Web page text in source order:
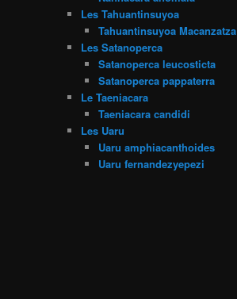
Les Tahuantinsuyoa
Tahuantinsuyoa Macanzatza
Les Satanoperca
Satanoperca leucosticta
Satanoperca pappaterra
Le Taeniacara
Taeniacara candidi
Les Uaru
Uaru amphiacanthoides
Uaru fernandezyepezi